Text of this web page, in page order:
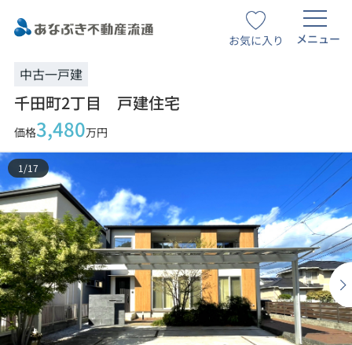
お気に入り メニュー
中古一戸建
千田町2丁目 戸建住宅
価格3,480万円
1/17